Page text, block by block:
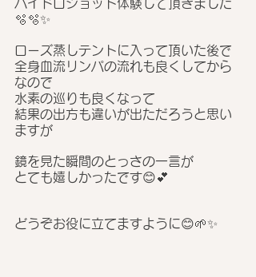
ハイドロショット体験して頂きました
🫧🫧✨
ローズ蒸しテントに入って頂いた後で
全身血流リンパの流れも良くしてから
なので
水素の巡りも良くなって
結果の出方も違いが出ただろうと思い
ますが
鏡を見た瞬間のとっさの一言が
とても嬉しかったです😊💕
どうぞお役に立てますように😊🌱✨